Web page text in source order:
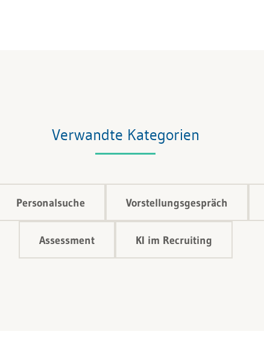
Verwandte Kategorien
Personalsuche Vorstellungsgespräch
Assessment KI im Recruiting